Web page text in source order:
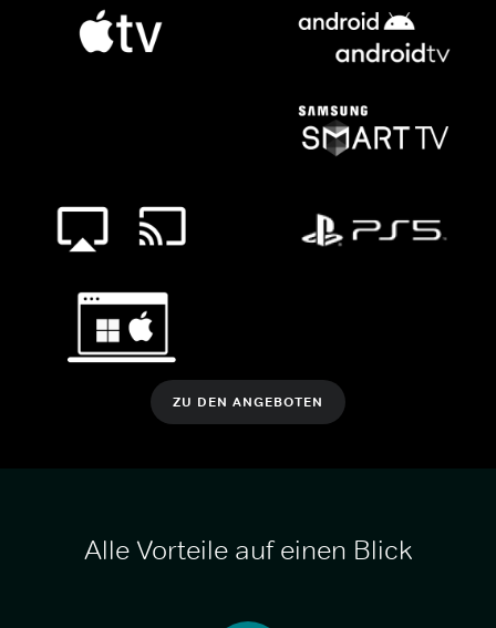
ZU DEN ANGEBOTEN
Alle Vorteile auf einen Blick